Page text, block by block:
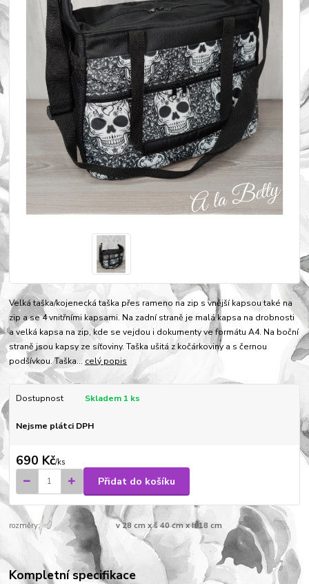
Velká taška/kojenecká taška přes rameno na zip s vnější kapsou také na
zip a se 4 vnitřními kapsami. Na zadní straně je malá kapsa na drobnosti
a velká kapsa na zip, kde se vejdou i dokumenty ve formátu A4. Na boční
straně jsou kapsy ze síťoviny. Taška ušitá z kočárkoviny a s černou
podšívkou. Taška... celý popis
Dostupnost Skladem 1 ks
Nejsme plátci DPH
690 Kč/ks
Přidat do košíku
rozměry: v 28 cm x š 40 cm x h 18 cm
Kompletní specifikace